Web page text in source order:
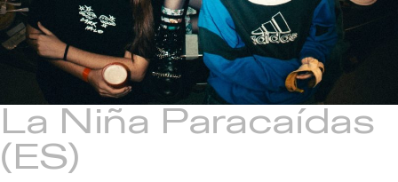
La Niña Paracaídas
(ES)